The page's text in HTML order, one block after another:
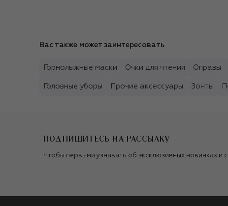
Вас также может заинтересовать
Горнолыжные маски Очки для чтения Оправы
Головные уборы Прочие аксессуары Зонты
ПОДПИШИТЕСЬ НА РАССЫЛКУ
Чтобы первыми узнавать об эксклюзивных новинках и